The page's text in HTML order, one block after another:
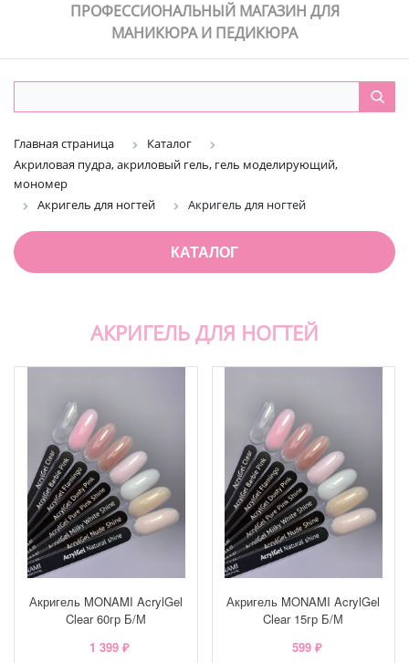
ПРОФЕССИОНАЛЬНЫЙ МАГАЗИН ДЛЯ
МАНИКЮРА И ПЕДИКЮРА
Главная страница
Каталог
Акриловая пудра, акриловый гель, гель моделирующий,
мономер
Акригель для ногтей
Акригель для ногтей
КАТАЛОГ
АКРИГЕЛЬ ДЛЯ НОГТЕЙ
Акригель MONAMI AcrylGel
Clear 60гр Б/М
1 399 ₽
Акригель MONAMI AcrylGel
Clear 15гр Б/М
599 ₽